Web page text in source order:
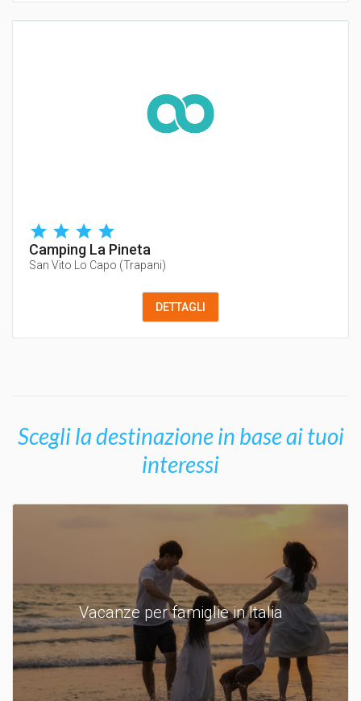
Camping La Pineta
San Vito Lo Capo (Trapani)
DETTAGLI
Scegli la destinazione in base ai tuoi
interessi
Vacanze per famiglie in Italia